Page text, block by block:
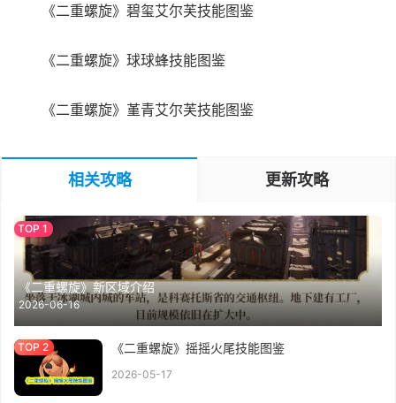
《二重螺旋》碧玺艾尔芙技能图鉴
《二重螺旋》球球蜂技能图鉴
《二重螺旋》堇青艾尔芙技能图鉴
相关攻略 更新攻略
《二重螺旋》新区域介绍
2026-06-16
《二重螺旋》摇摇火尾技能图鉴
2026-05-17